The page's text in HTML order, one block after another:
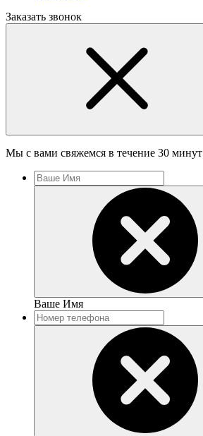
Заказать звонок
Мы с вами свяжемся в течение 30 минут
Ваше Имя